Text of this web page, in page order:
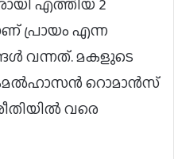
എത്തിയ 2
പ്രായം എന്ന
വന്നത്. മകളുടെ
റൊമാന്‍സ്
വരെ